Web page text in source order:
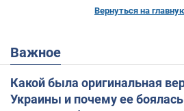
Вернуться на
Важное
Какой была оригинальная
Украины и почему ее